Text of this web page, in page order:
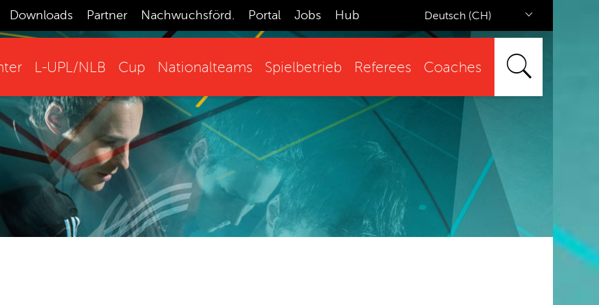
Downloads Partner Nachwuchsförd. Portal Jobs Hub Deutsch (CH)
L-UPL/NLB Cup Nationalteams Spielbetrieb Referees Coaches